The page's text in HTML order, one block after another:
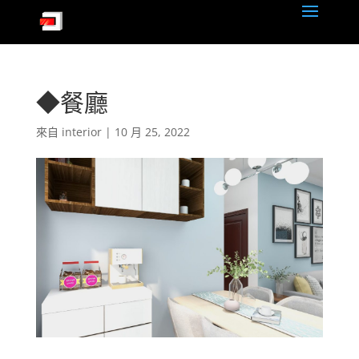
◆餐廳
來自 interior| 10 月 25, 2022